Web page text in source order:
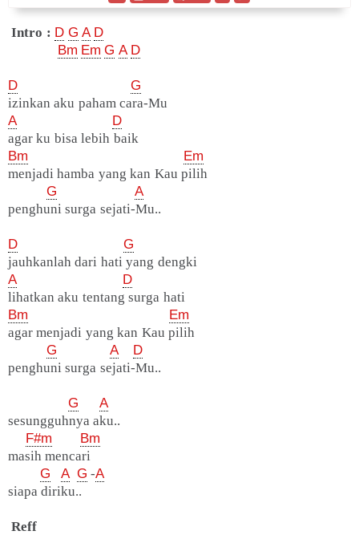
Intro : D G A D
Bm Em G A D
D
G
izinkan aku paham cara-Mu
A
D
agar ku bisa lebih baik
Bm
Em
menjadi hamba yang kan Kau pilih
G
A
penghuni surga sejati-Mu..
D
G
jauhkanlah dari hati yang dengki
A
D
lihatkan aku tentang surga hati
Bm
Em
agar menjadi yang kan Kau pilih
G
A
D
penghuni surga sejati-Mu..
G
A
sesungguhnya aku..
F#m
Bm
masih mencari
G
A G -A
siapa diriku..
Reff